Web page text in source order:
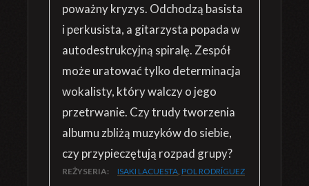
poważny kryzys. Odchodzą basista
i perkusista, a gitarzysta popada w
autodestrukcyjną spiralę. Zespół
może uratować tylko determinacja
wokalisty, który walczy o jego
przetrwanie. Czy trudy tworzenia
albumu zbliżą muzyków do siebie,
czy przypieczętują rozpad grupy?
REŻYSERIA: ISAKI LACUESTA, POL RODRÍGUEZ